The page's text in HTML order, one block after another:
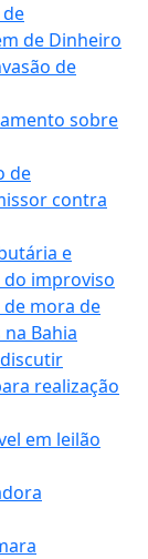
de Dinheiro
de
sobre
de
contra
e
do improviso
de mora de
Bahia
realização
em leilão